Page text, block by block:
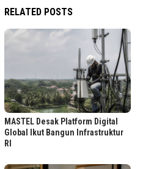
RELATED POSTS
MASTEL Desak Platform Digital
Global Ikut Bangun Infrastruktur
RI